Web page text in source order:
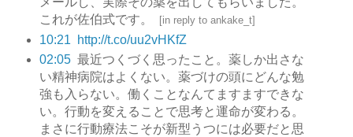
これが佐伯式です。
[in reply to ankake_t]
10:21
http://t.co/uu2vHKfZ
02:05 最近つくづく思ったこと。薬しか出さな
い精神病院はよくない。薬づけの頭にどんな勉
強も入らない。働くことなんてますますできな
い。行動を変えることで思考と運命が変わる。
まさに行動療法こそが新型うつには必要だと思